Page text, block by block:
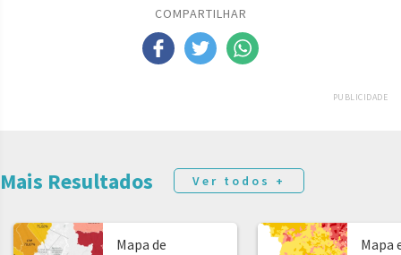
COMPARTILHAR
PUBLICIDADE
Mais Resultados Ver todos +
Mapa de
Mapa